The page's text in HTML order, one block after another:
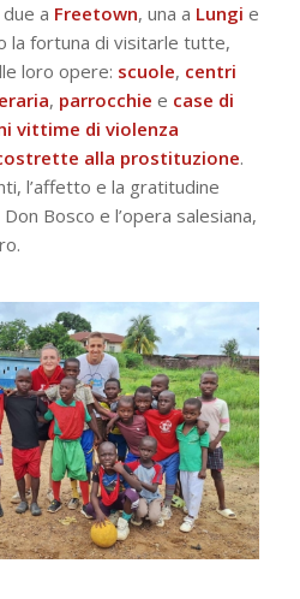
due a Freetown, una a Lungi e
la fortuna di visitarle tutte,
loro opere: scuole, centri
, parrocchie e case di
vittime di violenza
alla prostituzione.
l’affetto e la gratitudine
Bosco e l’opera salesiana,